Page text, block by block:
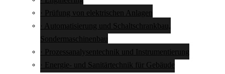
· Prüfung von elektrischen Anlagen
· Automatisierung und Schaltschrankbau,
Sondermaschinenbau
· Prozessanalysentechnik und Instrumentierung
· Energie- und Sanitärtechnik für Gebäude